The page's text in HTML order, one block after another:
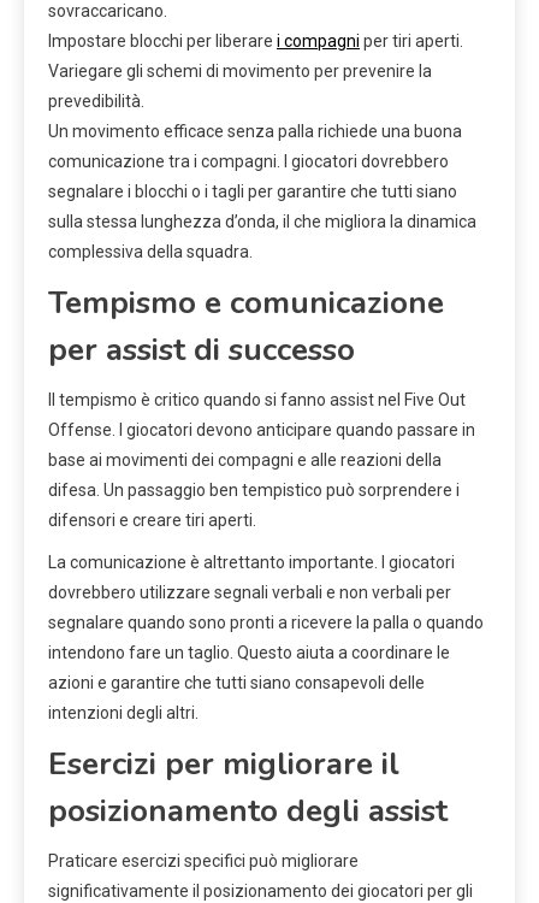
sovraccaricano.
Impostare blocchi per liberare i compagni per tiri aperti.
Variegare gli schemi di movimento per prevenire la
prevedibilità.
Un movimento efficace senza palla richiede una buona
comunicazione tra i compagni. I giocatori dovrebbero
segnalare i blocchi o i tagli per garantire che tutti siano
sulla stessa lunghezza d’onda, il che migliora la dinamica
complessiva della squadra.
Tempismo e comunicazione
per assist di successo
Il tempismo è critico quando si fanno assist nel Five Out
Offense. I giocatori devono anticipare quando passare in
base ai movimenti dei compagni e alle reazioni della
difesa. Un passaggio ben tempistico può sorprendere i
difensori e creare tiri aperti.
La comunicazione è altrettanto importante. I giocatori
dovrebbero utilizzare segnali verbali e non verbali per
segnalare quando sono pronti a ricevere la palla o quando
intendono fare un taglio. Questo aiuta a coordinare le
azioni e garantire che tutti siano consapevoli delle
intenzioni degli altri.
Esercizi per migliorare il
posizionamento degli assist
Praticare esercizi specifici può migliorare
significativamente il posizionamento dei giocatori per gli